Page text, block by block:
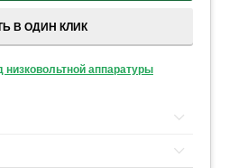
В ОДИН КЛИК
низковольтной аппаратуры